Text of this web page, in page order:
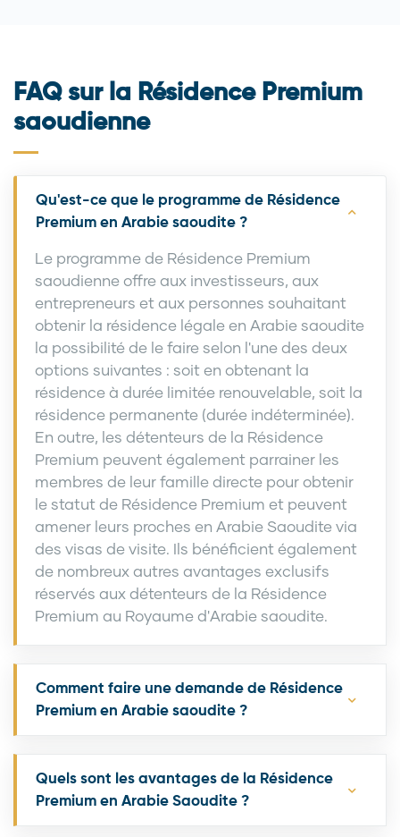
FAQ sur la Résidence Premium
saoudienne
Qu'est-ce que le programme de Résidence
Premium en Arabie saoudite ?
Le programme de Résidence Premium
saoudienne offre aux investisseurs, aux
entrepreneurs et aux personnes souhaitant
obtenir la résidence légale en Arabie saoudite
la possibilité de le faire selon l'une des deux
options suivantes : soit en obtenant la
résidence à durée limitée renouvelable, soit la
résidence permanente (durée indéterminée).
En outre, les détenteurs de la Résidence
Premium peuvent également parrainer les
membres de leur famille directe pour obtenir
le statut de Résidence Premium et peuvent
amener leurs proches en Arabie Saoudite via
des visas de visite. Ils bénéficient également
de nombreux autres avantages exclusifs
réservés aux détenteurs de la Résidence
Premium au Royaume d'Arabie saoudite.
Comment faire une demande de Résidence
Premium en Arabie saoudite ?
Quels sont les avantages de la Résidence
Premium en Arabie Saoudite ?